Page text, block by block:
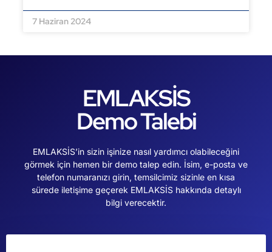
7 Haziran 2024
EMLAKSİS
Demo Talebi
EMLAKSİS’in sizin işinize nasıl yardımcı olabileceğini
görmek için hemen bir demo talep edin. İsim, e-posta ve
telefon numaranızı girin, temsilcimiz sizinle en kısa
sürede iletişime geçerek EMLAKSİS hakkında detaylı
bilgi verecektir.